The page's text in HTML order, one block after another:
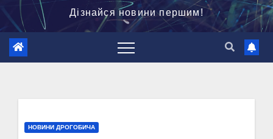
Дізнайся новини першим!
НОВИНИ ДРОГОБИЧА